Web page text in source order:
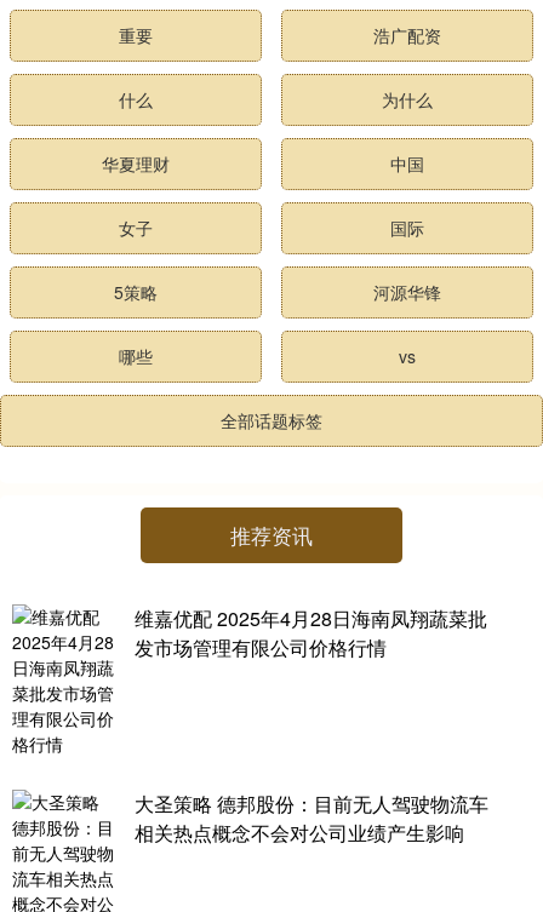
重要 浩广配资
什么 为什么
华夏理财 中国
女子 国际
5策略 河源华锋
哪些 vs
全部话题标签
推荐资讯
维嘉优配 2025年4月28日海南凤翔蔬菜批
发市场管理有限公司价格行情
大圣策略 德邦股份：目前无人驾驶物流车
相关热点概念不会对公司业绩产生影响